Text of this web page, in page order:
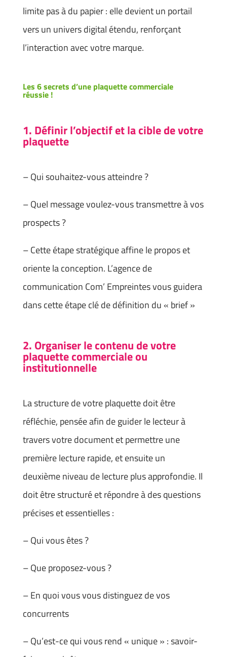
limite pas à du papier : elle devient un portail
vers un univers digital étendu, renforçant
l’interaction avec votre marque.
Les 6 secrets d’une plaquette commerciale
réussie !
1. Définir l’objectif et la cible de votre
plaquette
– Qui souhaitez-vous atteindre ?
– Quel message voulez-vous transmettre à vos
prospects ?
– Cette étape stratégique affine le propos et
oriente la conception. L’agence de
communication Com’ Empreintes vous guidera
dans cette étape clé de définition du « brief »
2. Organiser le contenu de votre
plaquette commerciale ou
institutionnelle
La structure de votre plaquette doit être
réfléchie, pensée afin de guider le lecteur à
travers votre document et permettre une
première lecture rapide, et ensuite un
deuxième niveau de lecture plus approfondie. Il
doit être structuré et répondre à des questions
précises et essentielles :
– Qui vous êtes ?
– Que proposez-vous ?
– En quoi vous vous distinguez de vos
concurrents
– Qu’est-ce qui vous rend « unique » : savoir-